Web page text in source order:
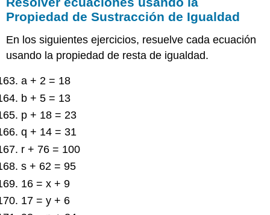
Propiedad de Sustracción de Igualdad
En los siguientes ejercicios, resuelve cada ecuación
usando la propiedad de resta de igualdad.
a + 2 = 18
b + 5 = 13
p + 18 = 23
q + 14 = 31
r + 76 = 100
s + 62 = 95
16 = x + 9
17 = y + 6